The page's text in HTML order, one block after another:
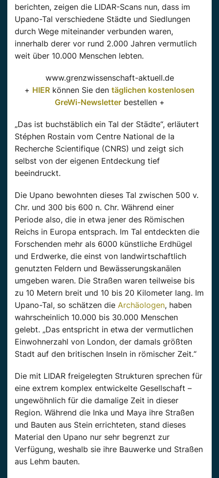
berichten, zeigen die LIDAR-Scans nun, dass im
Upano-Tal verschiedene Städte und Siedlungen
durch Wege miteinander verbunden waren,
innerhalb derer vor rund 2.000 Jahren vermutlich
weit über 10.000 Menschen lebten.
www.grenzwissenschaft-aktuell.de
+ HIER können Sie den täglichen kostenlosen
GreWi-Newsletterbestellen +
„Das ist buchstäblich ein Tal der Städte“, erläutert
Stéphen Rostain vom Centre National de la
Recherche Scientifique (CNRS) und zeigt sich
selbst von der eigenen Entdeckung tief
beeindruckt.
Die Upano bewohnten dieses Tal zwischen 500 v.
Chr. und 300 bis 600 n. Chr. Während einer
Periode also, die in etwa jener des Römischen
Reichs in Europa entsprach. Im Tal entdeckten die
Forschenden mehr als 6000 künstliche Erdhügel
und Erdwerke, die einst von landwirtschaftlich
genutzten Feldern und Bewässerungskanälen
umgeben waren. Die Straßen waren teilweise bis
zu 10 Metern breit und 10 bis 20 Kilometer lang. Im
Upano-Tal, so schätzen die Archäologen, haben
wahrscheinlich 10.000 bis 30.000 Menschen
gelebt. „Das entspricht in etwa der vermutlichen
Einwohnerzahl von London, der damals größten
Stadt auf den britischen Inseln in römischer Zeit.“
Die mit LIDAR freigelegten Strukturen sprechen für
eine extrem komplex entwickelte Gesellschaft –
ungewöhnlich für die damalige Zeit in dieser
Region. Während die Inka und Maya ihre Straßen
und Bauten aus Stein errichteten, stand dieses
Material den Upano nur sehr begrenzt zur
Verfügung, weshalb sie ihre Bauwerke und Straßen
aus Lehm bauten.